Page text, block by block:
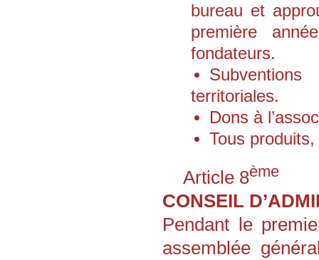
bureau et
première
fondateurs.
territoriales.
Dons à
Tous
Article 8ème
CONSEIL
Pendant le
assemblée